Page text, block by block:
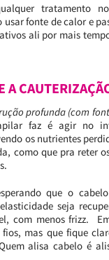
tratamento
fonte de calor e
ali por mais
A
profunda (com
faz é agir no
os nutrientes
como que pra reter
que o
seja
com menos frizz.
mas que fique
alisa cabelo é